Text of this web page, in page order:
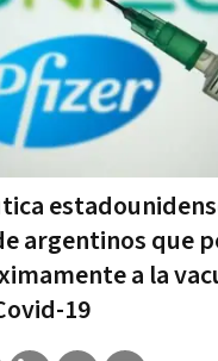
argentinos que
a la
19